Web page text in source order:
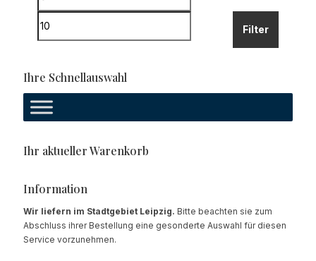
Max.
Filter
Ihre Schnellauswahl
Ihr aktueller Warenkorb
Information
Wir liefern im Stadtgebiet Leipzig. Bitte beachten sie zum
Abschluss ihrer Bestellung eine gesonderte Auswahl für diesen
Service vorzunehmen.